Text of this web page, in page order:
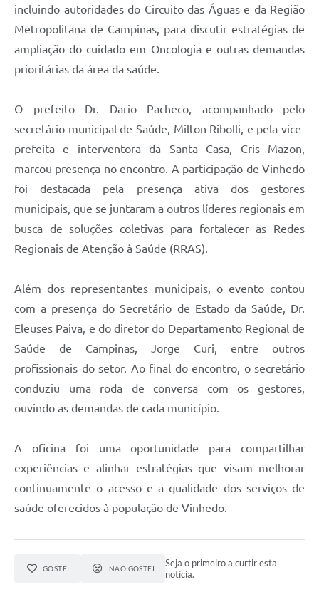
incluindo autoridades do Circuito das Águas e da Região
Metropolitana de Campinas, para discutir estratégias de
ampliação do cuidado em Oncologia e outras demandas
prioritárias da área da saúde.
O prefeito Dr. Dario Pacheco, acompanhado pelo
secretário municipal de Saúde, Milton Ribolli, e pela vice-
prefeita e interventora da Santa Casa, Cris Mazon,
marcou presença no encontro. A participação de Vinhedo
foi destacada pela presença ativa dos gestores
municipais, que se juntaram a outros líderes regionais em
busca de soluções coletivas para fortalecer as Redes
Regionais de Atenção à Saúde (RRAS).
Além dos representantes municipais, o evento contou
com a presença do Secretário de Estado da Saúde, Dr.
Eleuses Paiva, e do diretor do Departamento Regional de
Saúde de Campinas, Jorge Curi, entre outros
profissionais do setor. Ao final do encontro, o secretário
conduziu uma roda de conversa com os gestores,
ouvindo as demandas de cada município.
A oficina foi uma oportunidade para compartilhar
experiências e alinhar estratégias que visam melhorar
continuamente o acesso e a qualidade dos serviços de
saúde oferecidos à população de Vinhedo.
GOSTEI NÃO GOSTEI
Seja o primeiro a curtir esta
notícia.